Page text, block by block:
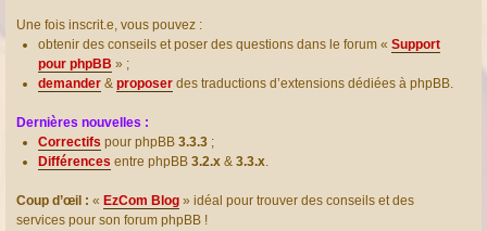
Une fois inscrit.e, vous pouvez :
obtenir des conseils et poser des questions dans le forum « Support
pour phpBB » ;
demander & proposer des traductions d’extensions dédiées à phpBB.
Dernières nouvelles :
Correctifs pour phpBB 3.3.3 ;
Différences entre phpBB 3.2.x & 3.3.x.
Coup d’œil : « EzCom Blog » idéal pour trouver des conseils et des
services pour son forum phpBB !